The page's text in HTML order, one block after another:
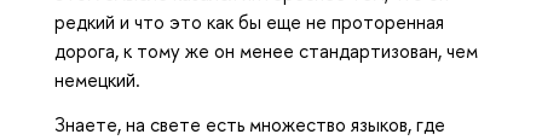
редкий и что это как бы еще не проторенная
дорога, к тому же он менее стандартизован, чем
немецкий.
Знаете, на свете есть множество языков, где